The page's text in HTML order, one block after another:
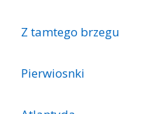
Z tamtego brzegu
Pierwiosnki